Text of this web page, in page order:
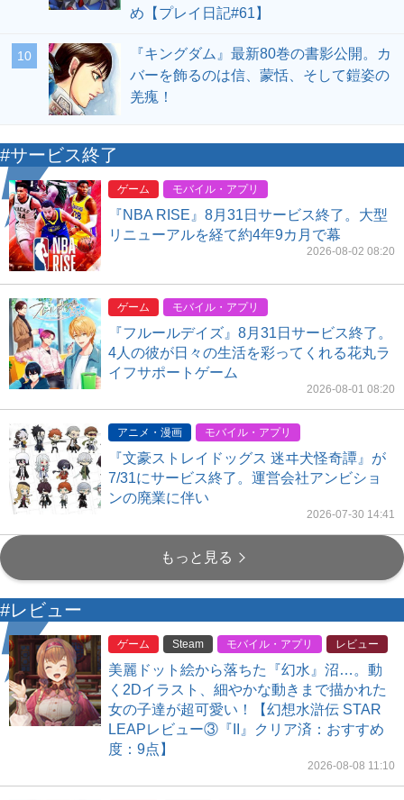
め【プレイ日記#61】
10
『キングダム』最新80巻の書影公開。カ
バーを飾るのは信、蒙恬、そして鎧姿の
羌瘣！
#サービス終了
ゲーム モバイル・アプリ
『NBA RISE』8月31日サービス終了。大型
リニューアルを経て約4年9カ月で幕
2026-08-02 08:20
ゲーム モバイル・アプリ
『フルールデイズ』8月31日サービス終了。
4人の彼が日々の生活を彩ってくれる花丸ラ
イフサポートゲーム
2026-08-01 08:20
アニメ・漫画 モバイル・アプリ
『文豪ストレイドッグス 迷ヰ犬怪奇譚』が
7/31にサービス終了。運営会社アンビショ
ンの廃業に伴い
2026-07-30 14:41
もっと見る
#レビュー
ゲーム Steam モバイル・アプリ レビュー
美麗ドット絵から落ちた『幻水』沼…。動
く2Dイラスト、細やかな動きまで描かれた
女の子達が超可愛い！【幻想水滸伝 STAR
LEAPレビュー③『II』クリア済：おすすめ
度：9点】
2026-08-08 11:10